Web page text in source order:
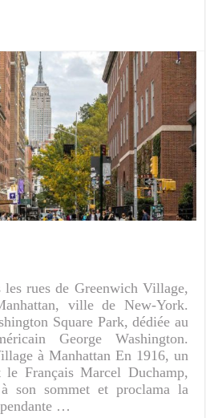
les rues de Greenwich Village,
ville de New-York.
Square Park, dédiée au
George Washington.
à Manhattan En 1916, un
le Français Marcel Duchamp,
son sommet et proclama la
…